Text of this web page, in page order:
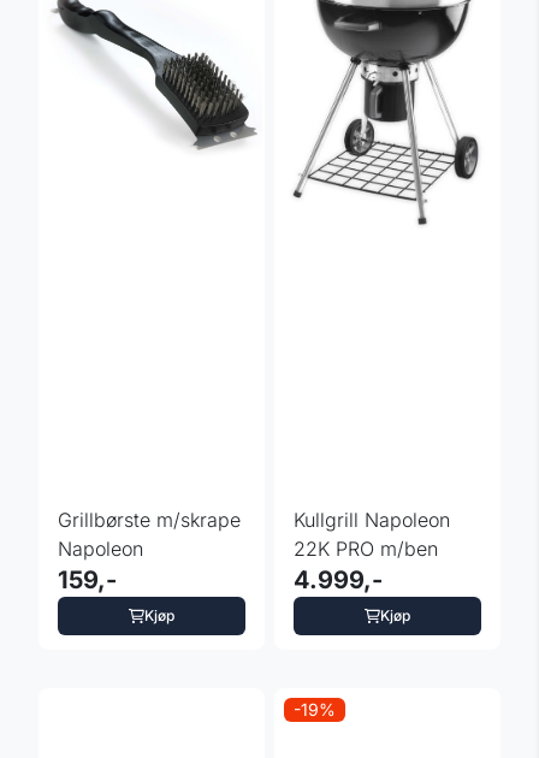
Grillbørste m/skrape
Napoleon
159,-
Kjøp
Kullgrill Napoleon
22K PRO m/ben
4.999,-
Kjøp
-19%